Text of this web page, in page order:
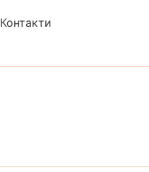
Контакти